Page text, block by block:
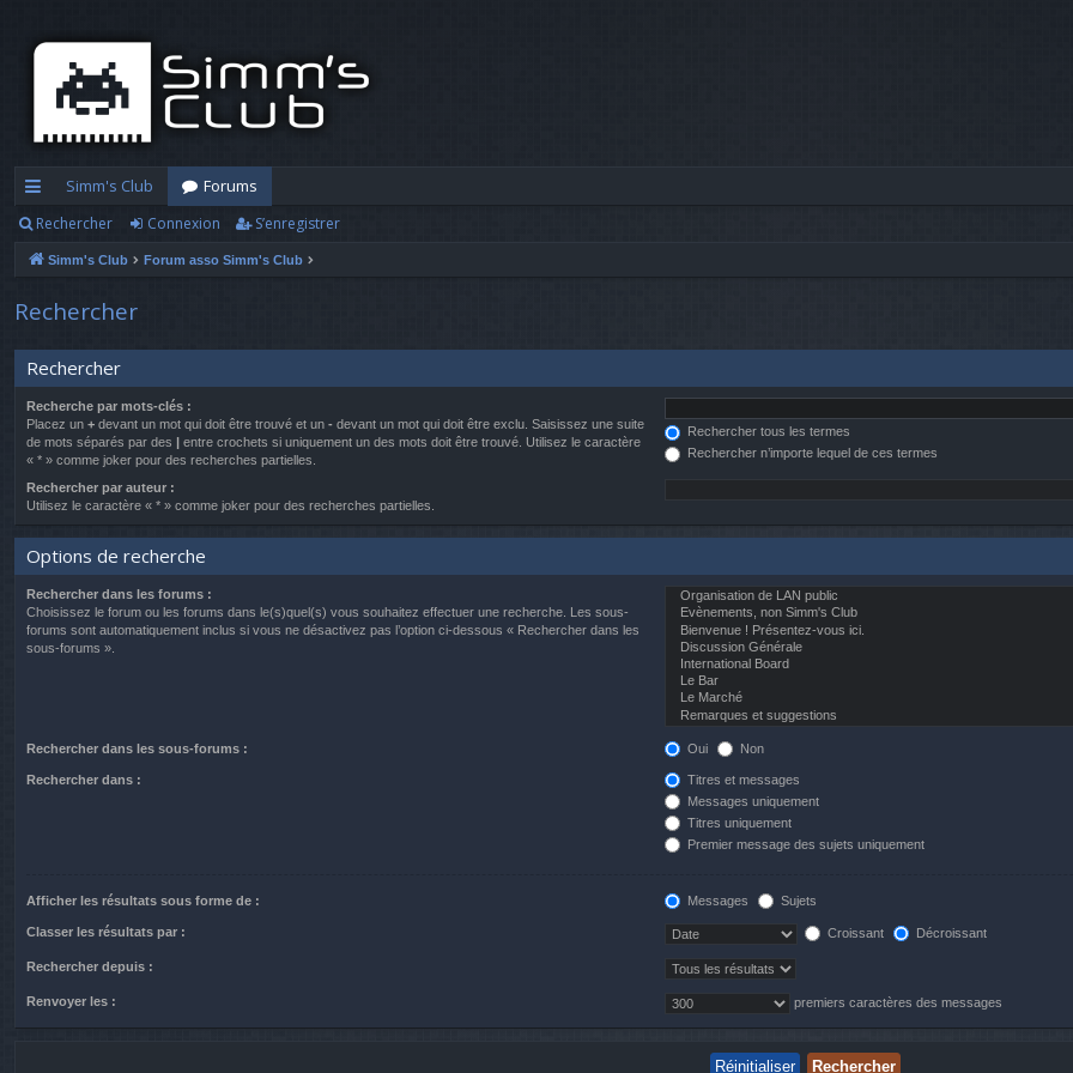
cc
ès
ra
d
e
Simm's Club
Forums
Rechercher Connexion S’enregistrer
Simm's Club Forum asso Simm's Club
Rechercher
Rechercher
Recherche par mots-clés :
Placez un + devant un mot qui doit être trouvé et un - devant un mot qui doit être exclu. Saisissez une suite
de mots séparés par des | entre crochets si uniquement un des mots doit être trouvé. Utilisez le caractère
« * » comme joker pour des recherches partielles.
Rechercher tous les termes
Rechercher n’importe lequel de ces termes
Rechercher par auteur :
Utilisez le caractère « * » comme joker pour des recherches partielles.
Options de recherche
Rechercher dans les forums :
Choisissez le forum ou les forums dans le(s)quel(s) vous souhaitez effectuer une recherche. Les sous-
forums sont automatiquement inclus si vous ne désactivez pas l’option ci-dessous « Rechercher dans les
sous-forums ».
Rechercher dans les sous-forums : Oui Non
Rechercher dans :
Titres et messages
Messages uniquement
Titres uniquement
Premier message des sujets uniquement
Afficher les résultats sous forme de : Messages Sujets
Classer les résultats par : Croissant Décroissant
Rechercher depuis :
Renvoyer les : premiers caractères des messages